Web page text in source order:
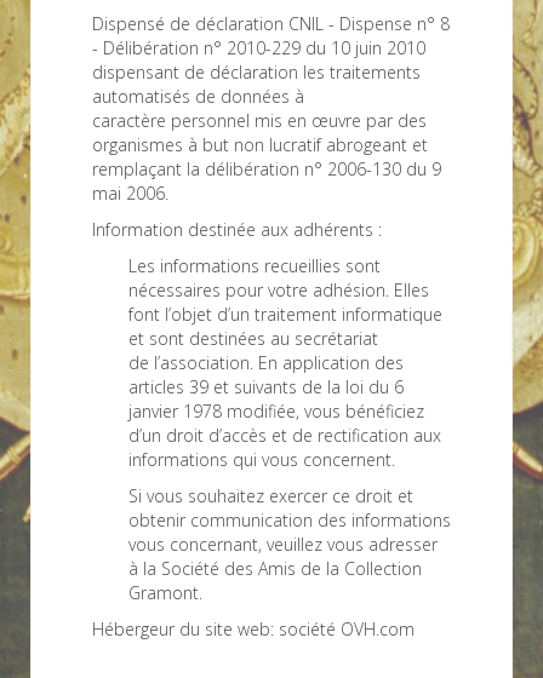
Dispensé de déclaration CNIL - Dispense n° 8
- Délibération n° 2010-229 du 10 juin 2010
dispensant de déclaration les traitements
automatisés de données à
caractère personnel mis en œuvre par des
organismes à but non lucratif abrogeant et
remplaçant la délibération n° 2006-130 du 9
mai 2006.
Information destinée aux adhérents :
Les informations recueillies sont
nécessaires pour votre adhésion. Elles
font l’objet d’un traitement informatique
et sont destinées au secrétariat
de l’association. En application des
articles 39 et suivants de la loi du 6
janvier 1978 modifiée, vous bénéficiez
d’un droit d’accès et de rectification aux
informations qui vous concernent.
Si vous souhaitez exercer ce droit et
obtenir communication des informations
vous concernant, veuillez vous adresser
à la Société des Amis de la Collection
Gramont.
Hébergeur du site web: société OVH.com